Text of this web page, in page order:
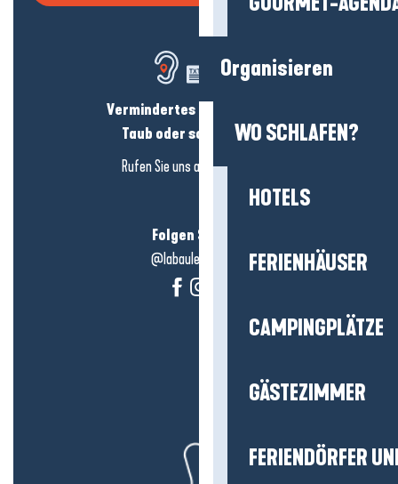
Organisieren
WO SCHLAFEN?
HOTELS
FERIENHÄUSER
CAMPINGPLÄTZE
GÄSTEZIMMER
FERIENDÖRFER
Vermindertes Hörvermögen?
Taub oder schwerhörig?
Rufen Sie uns an inhier klicken
Folgen Sie uns!
@labauleguérande